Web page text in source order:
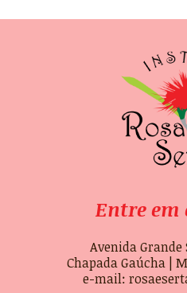
Entre
Avenida Grande
Chapada Gaúcha |
e-mail: